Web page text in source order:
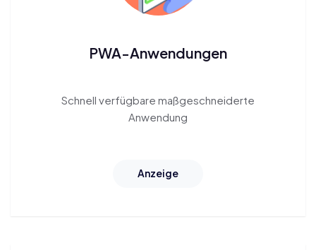
PWA-Anwendungen
Schnell verfügbare maßgeschneiderte
Anwendung
Anzeige